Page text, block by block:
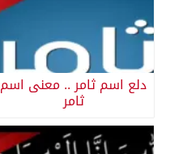
دلع اسم ثامر .. معنى اسم
ثامر